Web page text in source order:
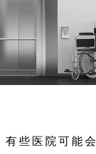
有些医院可能会